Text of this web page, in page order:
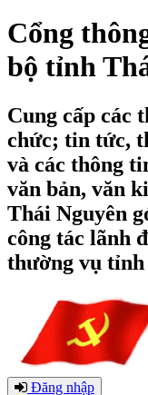
Cổng
bộ tỉnh
Cung cấp các
chức; tin tức,
và các thông
văn bản, văn
Thái Nguyên
công tác lãnh
thường vụ tỉnh
Đăng nhập